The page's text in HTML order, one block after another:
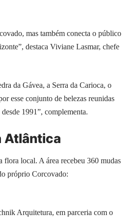
mas também conecta o público
destaca Viviane Lasmar, chefe
da Gávea, a Serra da Carioca, o
esse conjunto de belezas reunidas
1991”, complementa.
Atlântica
local. A área recebeu 360 mudas
próprio Corcovado:
Arquitetura, em parceria com o